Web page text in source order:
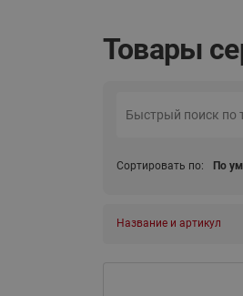
Товары
Сортировать по: По
Название и артикул